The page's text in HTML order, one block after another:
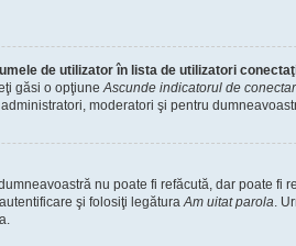
de utilizator în lista de utilizatori
găsi o opţiuneAscunde indicatorul de
moderatori şi pentru
nu poate fi refăcută, dar poate fi
şi folosiţi legăturaAm uitat parola.